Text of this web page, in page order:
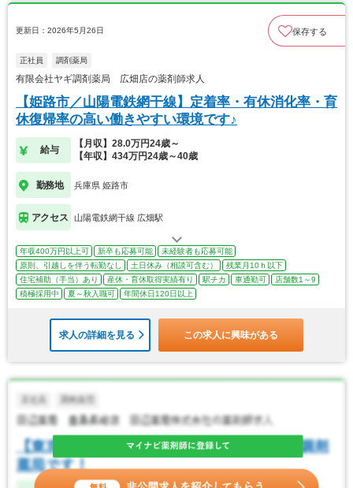
更新日：2026年5月26日 保存する
正社員 調剤薬局
有限会社ヤギ調剤薬局 広畑店の薬剤師求人
【姫路市／山陽電鉄網干線】定着率・有休消化率・育
休復帰率の高い働きやすい環境です♪
給与
【月収】28.0万円24歳～
【年収】434万円24歳～40歳
勤務地 兵庫県 姫路市
アクセス 山陽電鉄網干線 広畑駅
年収400万円以上可 新卒も応募可能
未経験者も応募可能
原則、引越しを伴う転勤なし
土日休み（相談可含む）
残業月10ｈ以下
住宅補助（手当）あり
産休・育休取得実績有り 駅チカ 車通勤可
店舗数1～9
積極採用中
夏～秋入職可 年間休日120日以上
求人の詳細を見る この求人に興味がある